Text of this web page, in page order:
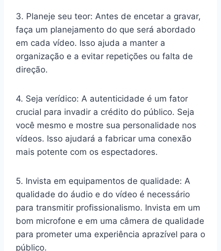
3. Planeje seu teor: Antes de encetar a gravar,
faça um planejamento do que será abordado
em cada vídeo. Isso ajuda a manter a
organização e a evitar repetições ou falta de
direção.
4. Seja verídico: A autenticidade é um fator
crucial para invadir a crédito do público. Seja
você mesmo e mostre sua personalidade nos
vídeos. Isso ajudará a fabricar uma conexão
mais potente com os espectadores.
5. Invista em equipamentos de qualidade: A
qualidade do áudio e do vídeo é necessário
para transmitir profissionalismo. Invista em um
bom microfone e em uma câmera de qualidade
para prometer uma experiência aprazível para o
público.